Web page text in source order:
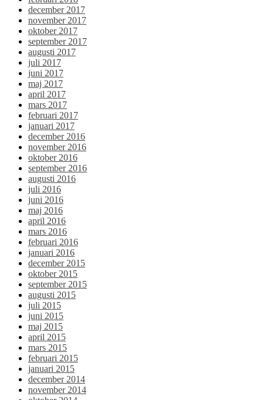
december 2017
november 2017
oktober 2017
september 2017
augusti 2017
juli 2017
juni 2017
maj 2017
april 2017
mars 2017
februari 2017
januari 2017
december 2016
november 2016
oktober 2016
september 2016
augusti 2016
juli 2016
juni 2016
maj 2016
april 2016
mars 2016
februari 2016
januari 2016
december 2015
oktober 2015
september 2015
augusti 2015
juli 2015
juni 2015
maj 2015
april 2015
mars 2015
februari 2015
januari 2015
december 2014
november 2014